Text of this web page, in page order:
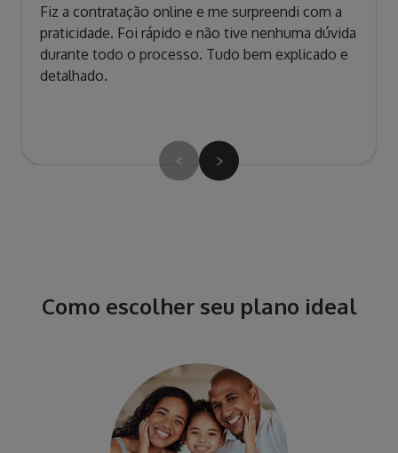
Fiz a contratação online e me surpreendi com a
praticidade. Foi rápido e não tive nenhuma dúvida
durante todo o processo. Tudo bem explicado e
detalhado.
Como escolher seu plano ideal